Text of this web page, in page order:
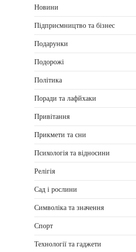
Новини
Підприємництво та бізнес
Подарунки
Подорожі
Політика
Поради та лафйхаки
Привітання
Прикмети та сни
Психологія та відносини
Релігія
Сад і рослини
Символіка та значення
Спорт
Технології та гаджети